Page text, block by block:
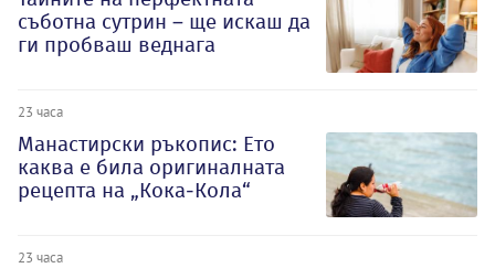
съботна сутрин – ще искаш да
ги пробваш веднага
23 часа
Манастирски ръкопис: Ето
каква е била оригиналната
рецепта на „Кока-Кола“
23 часа